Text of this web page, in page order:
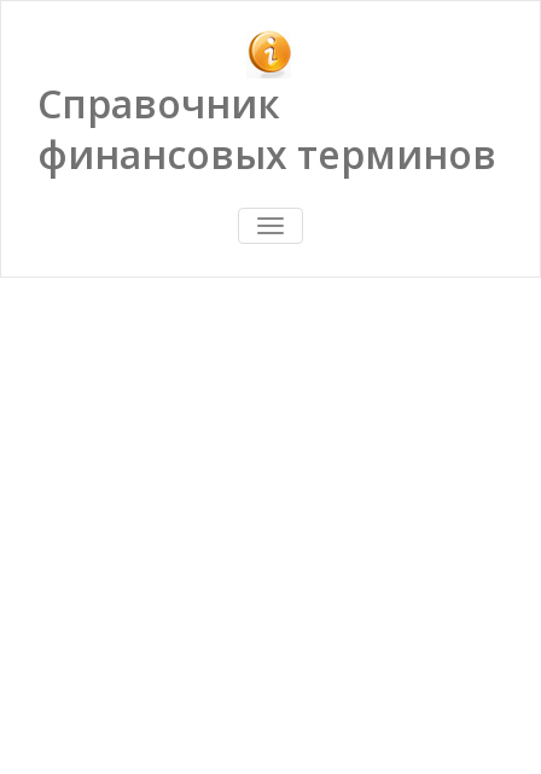
Справочник
финансовых терминов
ПОКАЗАТЬ/
СКРЫТЬ